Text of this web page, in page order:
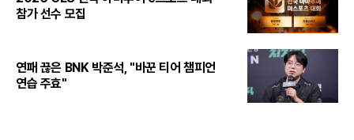
참가 선수 모집
연패 끊은 BNK 박준석, "바꾼 티어 챔피언
연습 주효"